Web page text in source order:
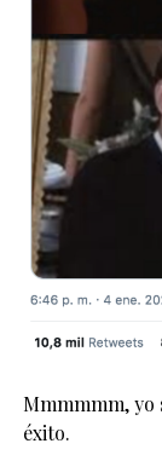
Mmmmmm, yo
éxito.